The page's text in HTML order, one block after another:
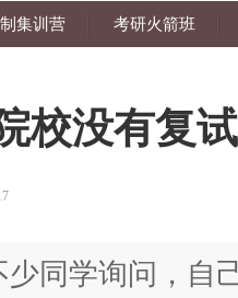
集训营 考研火箭班
校没有复
同学询问，自